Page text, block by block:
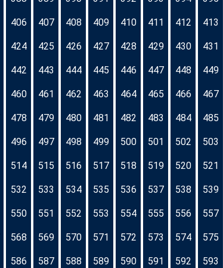
406 407 408 409 410 411 412 413
424 425 426 427 428 429 430 431
442 443 444 445 446 447 448 449
460 461 462 463 464 465 466 467
478 479 480 481 482 483 484 485
496 497 498 499 500 501 502 503
514 515 516 517 518 519 520 521
532 533 534 535 536 537 538 539
550 551 552 553 554 555 556 557
568 569 570 571 572 573 574 575
586 587 588 589 590 591 592 593